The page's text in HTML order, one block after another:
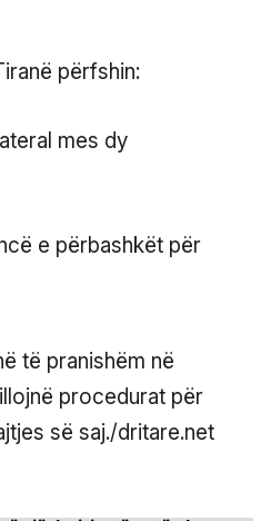
përfshin:
mes dy
e përbashkët për
të pranishëm në
procedurat për
së saj./dritare.net